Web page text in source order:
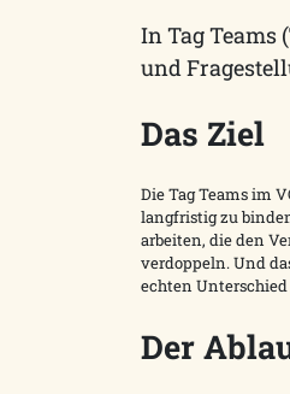
In Tag Teams (
und
Das Ziel
Die Tag Teams im
langfristig zu
arbeiten, die den
verdoppeln. Und
echten
Der